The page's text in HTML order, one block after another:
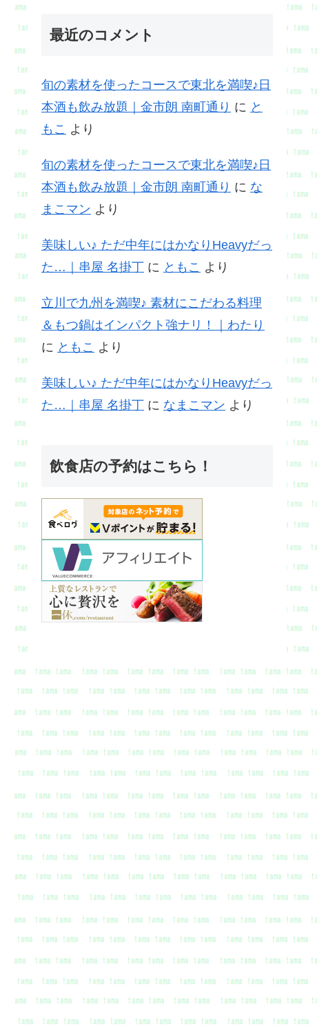
最近のコメント
旬の素材を使ったコースで東北を満喫♪日
本酒も飲み放題｜金市朗 南町通り に と
もこ より
旬の素材を使ったコースで東北を満喫♪日
本酒も飲み放題｜金市朗 南町通り に な
まこマン より
美味しい♪ ただ中年にはかなりHeavyだっ
た…｜串屋 名掛丁 に ともこ より
立川で九州を満喫♪ 素材にこだわる料理
＆もつ鍋はインパクト強ナリ！｜わたり
に ともこ より
美味しい♪ ただ中年にはかなりHeavyだっ
た…｜串屋 名掛丁 に なまこマン より
飲食店の予約はこちら！